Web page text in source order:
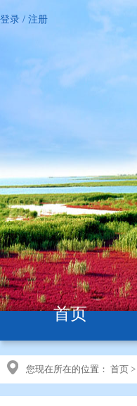
登录 / 注册
首页
您现在所在的位置： 首页 >